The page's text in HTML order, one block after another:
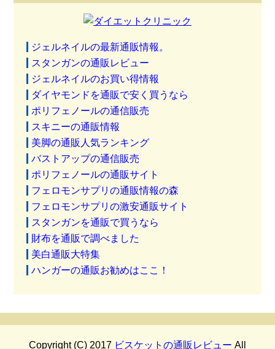
ジェルネイルの最新通販情報。
スタンガンの通販レビュー
ジェルネイルのお買い得情報
ダイヤモンドを通販で安く買うなら
ポリフェノールの通信販売
スキニーの通販情報
美脚の通販人気ランキング
バストアップの通信販売
ポリフェノールの通販サイト
フェロモンサプリの通販情報の森
フェロモンサプリの激安通販サイト
スタンガンを通販で買うなら
財布を通販で調べました
美白通販大特集
ハンガーの通販お勧めはここ！
Copyright (C) 2017 ビスケットの通販レビュー All